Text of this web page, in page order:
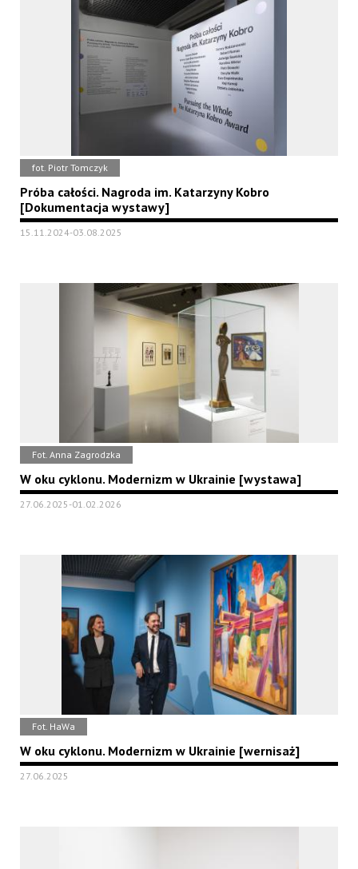
fot. Piotr Tomczyk
Próba całości. Nagroda im. Katarzyny Kobro
[Dokumentacja wystawy]
15.11.2024-03.08.2025
Fot. Anna Zagrodzka
W oku cyklonu. Modernizm w Ukrainie [wystawa]
27.06.2025-01.02.2026
Fot. HaWa
W oku cyklonu. Modernizm w Ukrainie [wernisaż]
27.06.2025